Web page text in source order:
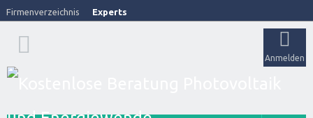
Firmenverzeichnis Experts
Anmelden